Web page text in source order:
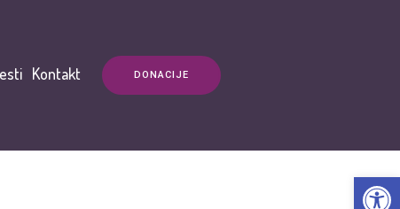
DONACIJE
Kontakt